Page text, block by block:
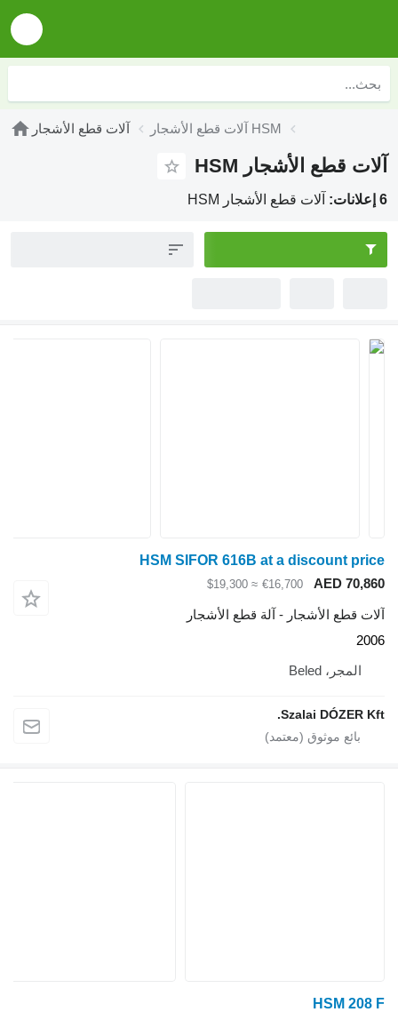
آلات قطع الأشجار آلات قطع الأشجار HSM
آلات قطع الأشجار HSM
6 إعلانات: آلات قطع الأشجار HSM
HSM SIFOR 616B at a discount price
AED 70,860
€16,700
≈ $19,300
آلات قطع الأشجار - آلة قطع الأشجار
2006
المجر، Beled
Szalai DÓZER Kft.
HSM 208 F